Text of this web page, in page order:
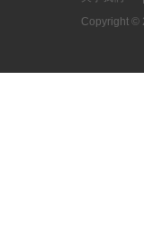
Copyright ©